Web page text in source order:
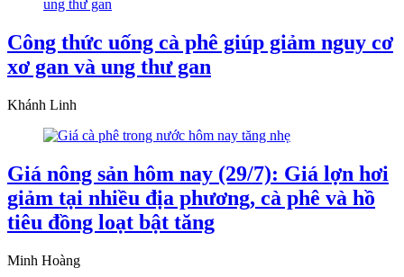
Công thức uống cà phê giúp giảm nguy cơ
xơ gan và ung thư gan
Khánh Linh
Giá nông sản hôm nay (29/7): Giá lợn hơi
giảm tại nhiều địa phương, cà phê và hồ
tiêu đồng loạt bật tăng
Minh Hoàng